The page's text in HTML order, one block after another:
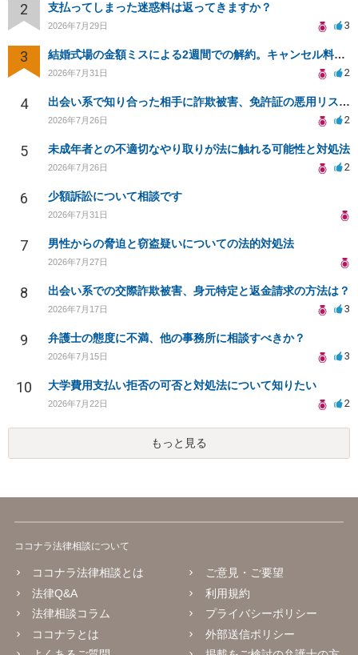
2 支払ってしまった迷惑料は返ってきますか？
2026年7月29日 3
3 結婚式場の金額ミスによる2週間での解約。キャンセル料10万円の免除は可能か。
2026年7月31日 2
4 出会い系で知り合った相手に詐欺被害、免許証の悪用リスクと対策。
2026年7月26日 2
5 未成年者との不適切なやり取りが法に触れる可能性と対処法
2026年7月26日 2
6 少額訴訟について相談です
2026年7月31日
7 男性からの脅迫と窃盗疑いについての法的対処法
2026年7月27日
8 出会い系での交際詐欺被害、身元特定と返金請求の方法は？
2026年7月17日 3
9 弁護士の態度に不満、他の事務所に相談すべきか？
2026年7月15日 3
10 大学費用支払い拒否の可否と対処法について知りたい
2026年7月22日 2
もっと見る
ココナラ法律相談について
ココナラ法律相談とは
法律Q&A
法律相談コラム
ココナラとは
ご意見・ご要望
利用規約
プライバシーポリシー
外部送信ポリシー